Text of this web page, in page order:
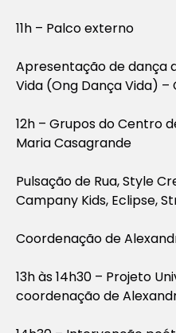
11h – Palco externo
Apresentação de dança
Vida (Ong Dança Vida)
12h – Grupos do Centro
Maria Casagrande
Pulsação de Rua, Style
Campany Kids, Eclipse,
Coordenação de
13h às 14h30 – Projeto
coordenação de